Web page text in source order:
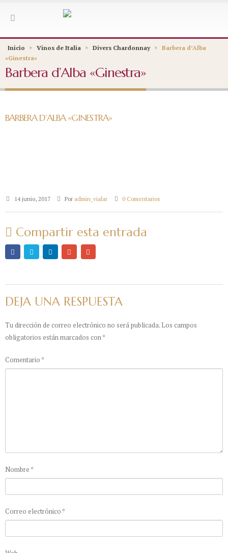
Inicio > Vinos de Italia > Divers Chardonnay > Barbera d’Alba
«Ginestra»
Barbera d’Alba «Ginestra»
BARBERA D’ALBA «GINESTRA»
14 junio, 2017 Por admin_vialar 0 Comentarios
Compartir esta entrada
DEJA UNA RESPUESTA
Tu dirección de correo electrónico no será publicada. Los campos
obligatorios están marcados con*
Comentario *
Nombre *
Correo electrónico *